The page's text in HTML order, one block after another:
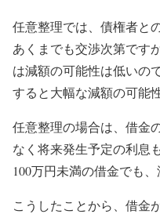
任意整理では、債権者と
あくまでも交渉次第です
は減額の可能性は低いの
すると大幅な減額の可能
任意整理の場合は、借金
なく将来発生予定の利息
100万円未満の借金でも
こうしたことから、借金